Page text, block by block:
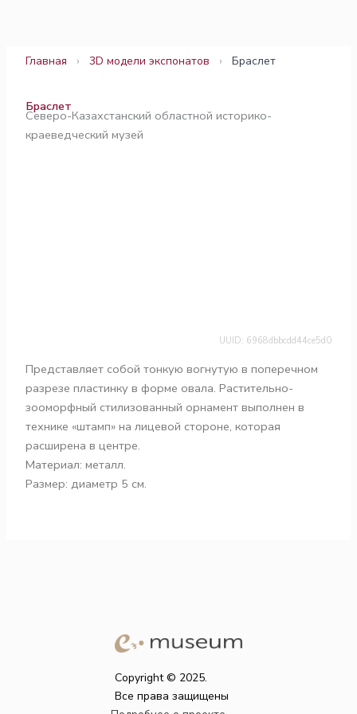
Главная › 3D модели экспонатов › Браслет
Браслет
Северо-Казахстанский областной историко-
краеведческий музей
UUID: 6968dbbcdd44ce5d0
Представляет собой тонкую вогнутую в поперечном
разрезе пластинку в форме овала. Растительно-
зооморфный стилизованный орнамент выполнен в
технике «штамп» на лицевой стороне, которая
расширена в центре.
Материал: металл.
Размер: диаметр 5 см.
Copyright © 2025.
Все права защищены